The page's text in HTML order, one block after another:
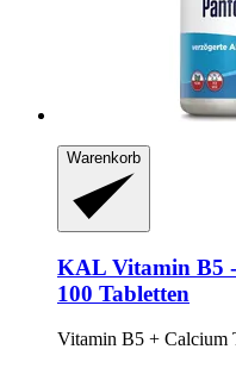
Warenkorb
KAL Vitamin B5
100 Tabletten
Vitamin B5 + Calcium